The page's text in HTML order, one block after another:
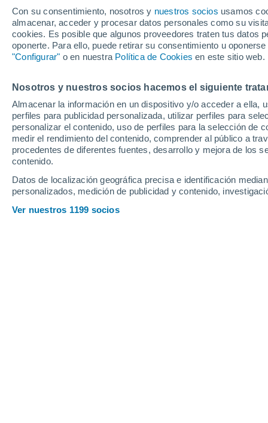
Con su consentimiento, nosotros y nuestros socios usamos
almacenar, acceder y procesar datos personales como su
cookies. Es posible que algunos proveedores traten tus datos
oponerte. Para ello, puede retirar su consentimiento u
"Configurar" o en nuestra Política de Cookies en este sitio web.
Nosotros y nuestros socios hacemos el siguiente
Almacenar la información en un dispositivo y/o acceder a
perfiles para publicidad personalizada, utilizar perfiles para
personalizar el contenido, uso de perfiles para la selección de
medir el rendimiento del contenido, comprender al público a
procedentes de diferentes fuentes, desarrollo y mejora de los
contenido.
Datos de localización geográfica precisa e identificación
personalizados, medición de publicidad y contenido,
Ver nuestros 1199 socios
Бычье
C
Черемушский
Еменьга
F
Фоминская